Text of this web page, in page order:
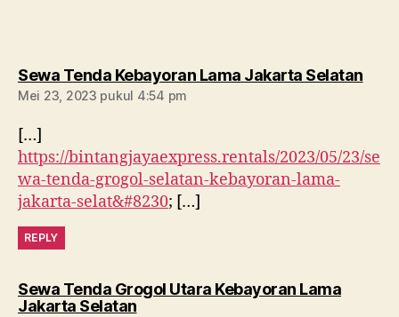
Sewa Tenda Kebayoran Lama Jakarta Selatan
Mei 23, 2023 pukul 4:54 pm
[…]
https://bintangjayaexpress.rentals/2023/05/23/se
wa-tenda-grogol-selatan-kebayoran-lama-
jakarta-selat&#8230; […]
REPLY
Sewa Tenda Grogol Utara Kebayoran Lama
Jakarta Selatanberkomentar: